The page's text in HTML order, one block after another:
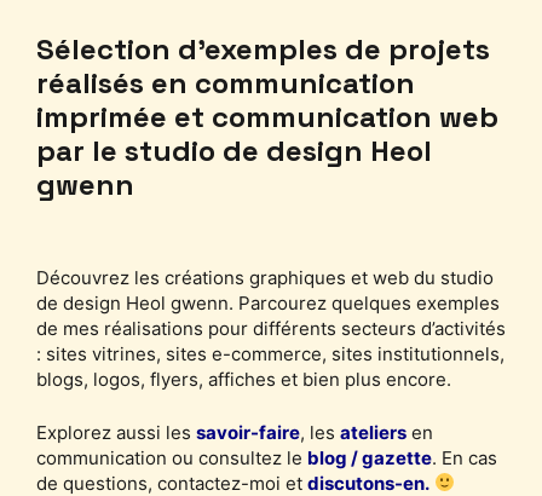
Sélection d’exemples de projets
réalisés en communication
imprimée et communication web
par le studio de design Heol
gwenn
Découvrez les créations graphiques et web du studio
de design Heol gwenn. Parcourez quelques exemples
de mes réalisations pour différents secteurs d’activités
: sites vitrines, sites e-commerce, sites institutionnels,
blogs, logos, flyers, affiches et bien plus encore.
Explorez aussi les savoir-faire, les ateliers en
communication ou consultez le blog / gazette. En cas
de questions, contactez-moi et discutons-en.